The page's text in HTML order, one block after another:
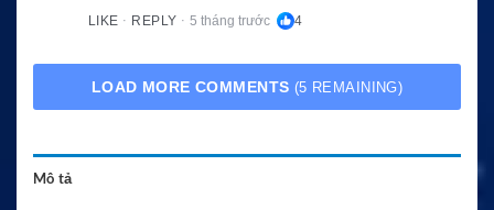
LIKE · REPLY · 5 tháng trước 4
LOAD MORE COMMENTS (5 REMAINING)
Mô tả